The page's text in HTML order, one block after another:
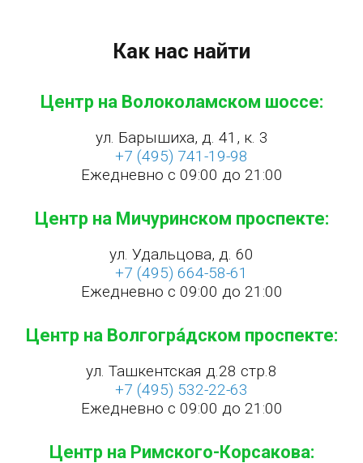
Как нас найти
Центр на Волоколамском шоссе:
ул. Барышиха, д. 41, к. 3
+7 (495) 741-19-98
Ежедневно с 09:00 до 21:00
Центр на Мичуринском проспекте:
ул. Удальцова, д. 60
+7 (495) 664-58-61
Ежедневно с 09:00 до 21:00
Центр на Волгогра́дском проспекте:
ул. Ташкентская д.28 стр.8
+7 (495) 532-22-63
Ежедневно с 09:00 до 21:00
Центр на Римского-Корсакова: